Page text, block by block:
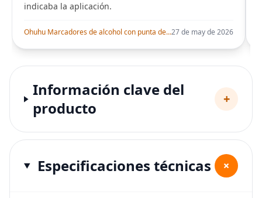
indicaba la aplicación.
Ohuhu Marcadores de alcohol con punta de pincel – Juego de marcadores artísticos de doble punta con certificación AP para artistas adultos27 de may de 2026
Información clave del
producto
+
Especificaciones técnicas +